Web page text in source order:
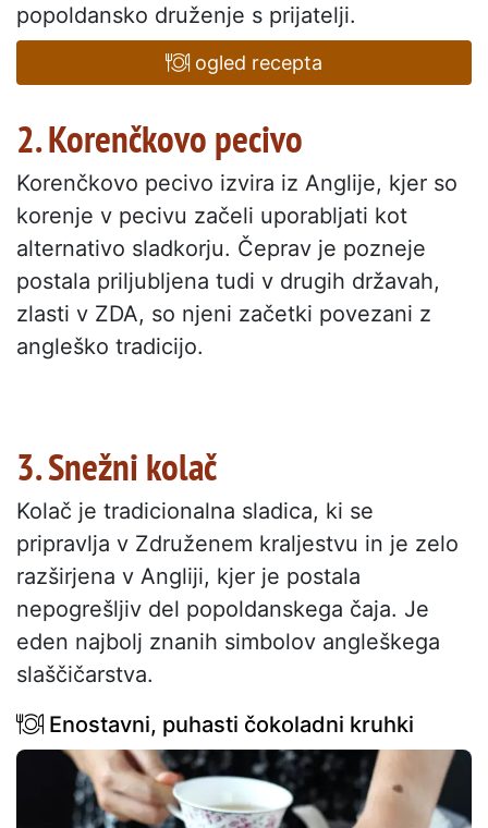
popoldansko druženje s prijatelji.
ogled recepta
2. Korenčkovo pecivo
Korenčkovo pecivo izvira iz Anglije, kjer so
korenje v pecivu začeli uporabljati kot
alternativo sladkorju. Čeprav je pozneje
postala priljubljena tudi v drugih državah,
zlasti v ZDA, so njeni začetki povezani z
angleško tradicijo.
3. Snežni kolač
Kolač je tradicionalna sladica, ki se
pripravlja v Združenem kraljestvu in je zelo
razširjena v Angliji, kjer je postala
nepogrešljiv del popoldanskega čaja. Je
eden najbolj znanih simbolov angleškega
slaščičarstva.
Enostavni, puhasti čokoladni kruhki